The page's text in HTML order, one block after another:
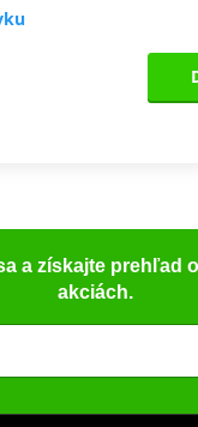
a získajte prehľad
akciách.